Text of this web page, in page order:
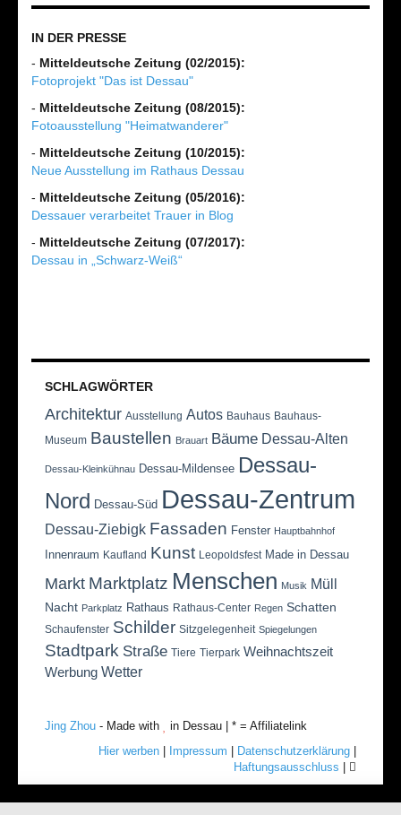
IN DER PRESSE
- Mitteldeutsche Zeitung (02/2015):
Fotoprojekt "Das ist Dessau"
- Mitteldeutsche Zeitung (08/2015):
Fotoausstellung "Heimatwanderer"
- Mitteldeutsche Zeitung (10/2015):
Neue Ausstellung im Rathaus Dessau
- Mitteldeutsche Zeitung (05/2016):
Dessauer verarbeitet Trauer in Blog
- Mitteldeutsche Zeitung (07/2017):
Dessau in „Schwarz-Weiß“
SCHLAGWÖRTER
Architektur Ausstellung Autos Bauhaus Bauhaus-
Museum Baustellen Brauart Bäume Dessau-Alten
Dessau-Kleinkühnau Dessau-Mildensee Dessau-
Nord Dessau-Süd Dessau-Zentrum
Dessau-Ziebigk Fassaden Fenster Hauptbahnhof
Innenraum Kaufland Kunst Leopoldsfest Made in Dessau
Markt Marktplatz Menschen Musik Müll
Nacht Parkplatz Rathaus Rathaus-Center Regen Schatten
Schaufenster Schilder Sitzgelegenheit Spiegelungen
Stadtpark Straße Tiere Tierpark Weihnachtszeit
Werbung Wetter
Jing Zhou - Made with
in Dessau | * = Affiliatelink
Hier werben
Impressum Datenschutzerklärung
Haftungsausschluss